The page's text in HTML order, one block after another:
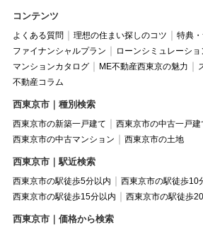
コンテンツ
よくある質問 理想の住まい探しのコツ 特典
ファイナンシャルプラン
ローンシミュレーショ
マンションカタログ
ME不動産西東京の魅力
不動産コラム
西東京市｜種別検索
西東京市の新築一戸建て
西東京市の中古一戸建
西東京市の中古マンション
西東京市の土地
西東京市｜駅近検索
西東京市の駅徒歩5分以内
西東京市の駅徒歩10
西東京市の駅徒歩15分以内
西東京市の駅徒歩
西東京市｜価格から検索